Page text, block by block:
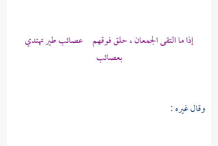
إذا ما التقى الجمعان ، حلق فوقهم عصائب طير تهتدي
بعصائب
وقال غيره :